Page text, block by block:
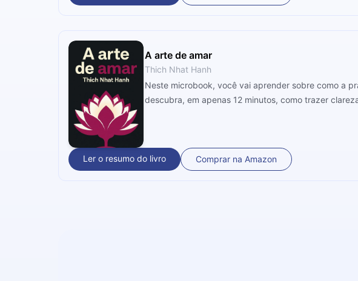
A arte de amar
Thich Nhat Hanh
Neste microbook, você vai aprender sobre como a
descubra, em apenas 12 minutos, como trazer
Ler o resumo do livro Comprar na Amazon